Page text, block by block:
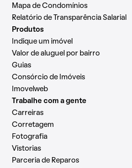
Mapa de Condomínios
Relatório de Transparência Salarial
Produtos
Indique um imóvel
Valor de aluguel por bairro
Guias
Consórcio de Imóveis
Imovelweb
Trabalhe com a gente
Carreiras
Corretagem
Fotografia
Vistorias
Parceria de Reparos